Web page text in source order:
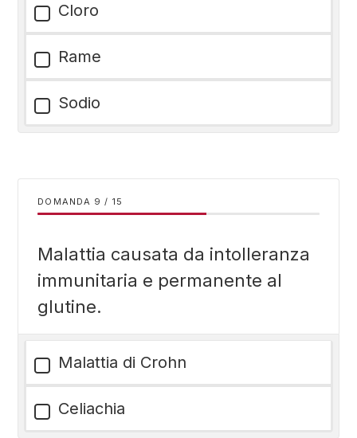
Cloro
Rame
Sodio
DOMANDA / 15
Malattia causata da intolleranza
immunitaria e permanente al
glutine.
Malattia di Crohn
Celiachia